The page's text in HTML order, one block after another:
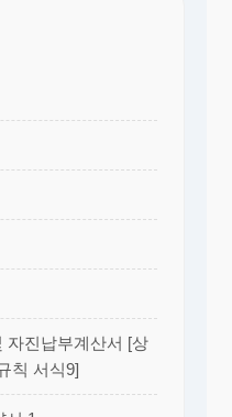
자진납부계산서 [상
칙 서식9]